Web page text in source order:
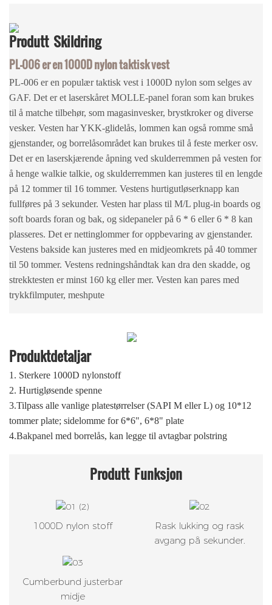
Produtt Skildring
PL-006 er en 1000D nylon taktisk vest
PL-006 er en populær taktisk vest i 1000D nylon som selges av
GAF. Det er et laserskåret MOLLE-panel foran som kan brukes
til å matche tilbehør, som magasinvesker, brystkroker og diverse
vesker. Vesten har YKK-glidelås, lommen kan også romme små
gjenstander, og borrelåsområdet kan brukes til å feste merker osv.
Det er en laserskjærende åpning ved skulderremmen på vesten for
å henge walkie talkie, og skulderremmen kan justeres til en lengde
på 12 tommer til 16 tommer. Vestens hurtigutløserknapp kan
fullføres på 3 sekunder. Vesten har plass til M/L plug-in boards og
soft boards foran og bak, og sidepaneler på 6 * 6 eller 6 * 8 kan
plasseres. Det er nettinglommer for oppbevaring av gjenstander.
Vestens bakside kan justeres med en midjeomkrets på 40 tommer
til 50 tommer. Vestens redningshåndtak kan dra den skadde, og
strekktesten er minst 160 kg eller mer. Vesten kan pares med
trykkfilmputer, meshpute
Produktdetaljar
1. Sterkere 1000D nylonstoff
2. Hurtigløsende spenne
3.Tilpass alle vanlige platestørrelser (SAPI M eller L) og 10*12
tommer plate; sidelomme for 6*6", 6*8" plate
4.Bakpanel med borrelås, kan legge til avtagbar polstring
Produtt Funksjon
1000D nylon stoff
Rask lukking og rask
avgang på sekunder.
Cumberbund justerbar
midje